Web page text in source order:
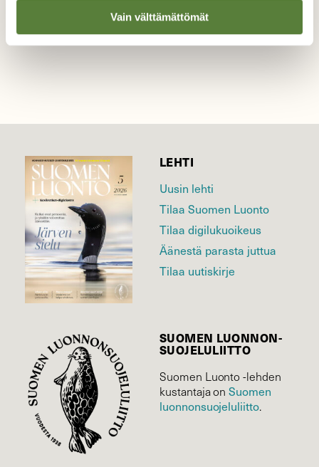
Vain välttämättömät
LEHTI
Uusin lehti
Tilaa Suomen Luonto
Tilaa digilukuoikeus
Äänestä parasta juttua
Tilaa uutiskirje
SUOMEN LUONNON­
SUOJELU­LIITTO
Suomen Luonto -lehden
kustantaja onSuomen
luonnonsuojelu­liitto.